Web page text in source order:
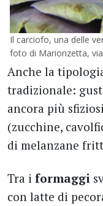
Il carciofo, una delle
foto di Marionzetta,
Anche la
tradizionale:
ancora più
(zucchine,
di melanzane
Tra i formaggi
con latte di